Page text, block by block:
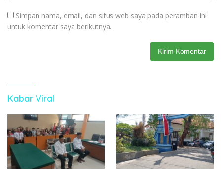
Simpan nama, email, dan situs web saya pada peramban ini
untuk komentar saya berikutnya.
Kabar Viral